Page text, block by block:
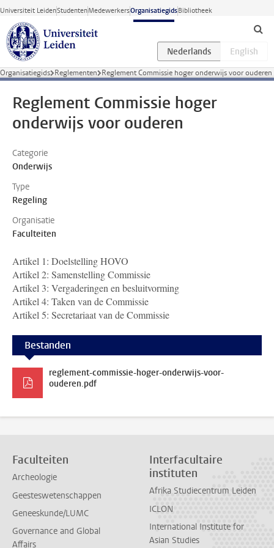
Ga direct naar de inhoud
Universiteit LeidenStudentenMedewerkersOrganisatiegidsBibliotheek
Organisatiegids Reglementen Reglement Commissie hoger onderwijs voor ouderen
Reglement Commissie hoger
onderwijs voor ouderen
Categorie
Onderwijs
Type
Regeling
Organisatie
Faculteiten
Artikel 1: Doelstelling HOVO
Artikel 2: Samenstelling Commissie
Artikel 3: Vergaderingen en besluitvorming
Artikel 4: Taken van de Commissie
Artikel 5: Secretariaat van de Commissie
Bestanden
reglement-commissie-hoger-onderwijs-voor-
ouderen.pdf
Faculteiten
Archeologie
Geesteswetenschappen
Geneeskunde/LUMC
Governance and Global
Affairs
Interfacultaire
instituten
Afrika Studiecentrum Leiden
ICLON
International Institute for
Asian Studies